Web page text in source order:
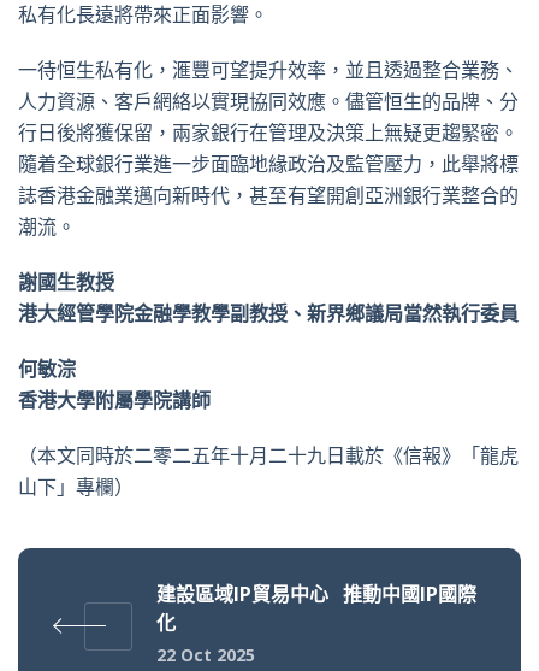
私有化長遠將帶來正面影響。
一待恒生私有化，滙豐可望提升效率，並且透過整合業務、
人力資源、客戶網絡以實現協同效應。儘管恒生的品牌、分
行日後將獲保留，兩家銀行在管理及決策上無疑更趨緊密。
隨着全球銀行業進一步面臨地緣政治及監管壓力，此舉將標
誌香港金融業邁向新時代，甚至有望開創亞洲銀行業整合的
潮流。
謝國生教授
港大經管學院金融學教學副教授、新界鄉議局當然執行委員
何敏淙
香港大學附屬學院講師
（本文同時於二零二五年十月二十九日載於《信報》「龍虎
山下」專欄）
建設區域IP貿易中心 推動中國IP國際
化
22 Oct 2025